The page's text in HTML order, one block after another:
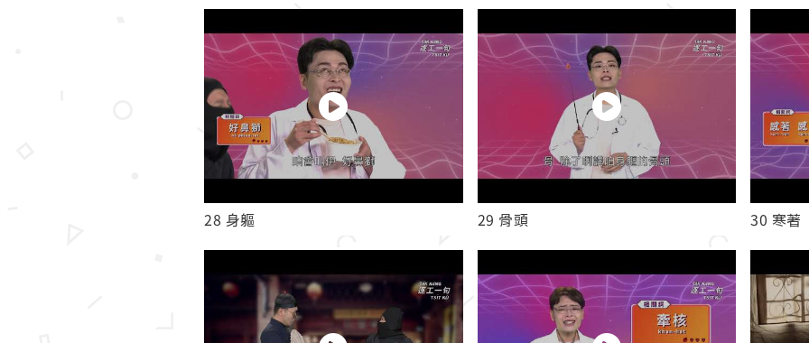
28 身軀 29 骨頭 30 寒著